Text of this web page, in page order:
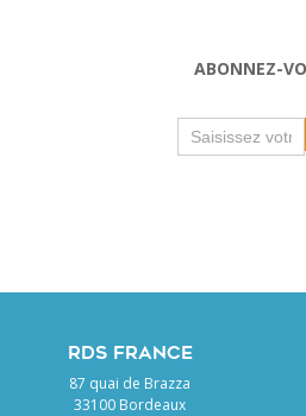
ABONNEZ-
If
you
field
RDS FRANCE
87 quai de Brazza
33100 Bordeaux